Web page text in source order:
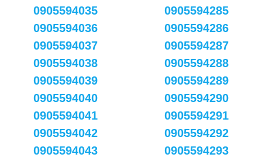
0905594035
0905594036
0905594037
0905594038
0905594039
0905594040
0905594041
0905594042
0905594043
0905594285
0905594286
0905594287
0905594288
0905594289
0905594290
0905594291
0905594292
0905594293